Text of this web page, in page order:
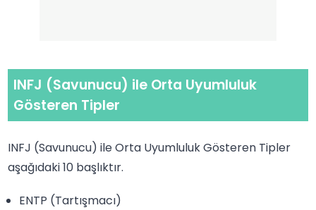
INFJ (Savunucu) ile Orta Uyumluluk
Gösteren Tipler
INFJ (Savunucu) ile Orta Uyumluluk Gösteren Tipler
aşağıdaki 10 başlıktır.
ENTP (Tartışmacı)